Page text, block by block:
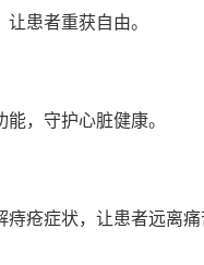
患者重获自由。
，守护心脏健康。
疮症状，让患者远离痛